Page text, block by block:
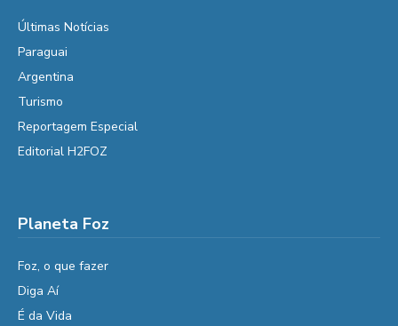
Últimas Notícias
Paraguai
Argentina
Turismo
Reportagem Especial
Editorial H2FOZ
Planeta Foz
Foz, o que fazer
Diga Aí
É da Vida